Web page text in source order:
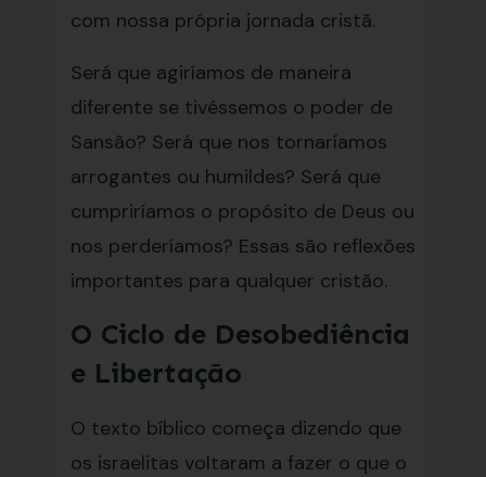
com nossa própria jornada cristã.
Será que agiríamos de maneira
diferente se tivéssemos o poder de
Sansão? Será que nos tornaríamos
arrogantes ou humildes? Será que
cumpriríamos o propósito de Deus ou
nos perderíamos? Essas são reflexões
importantes para qualquer cristão.
O Ciclo de Desobediência
e Libertação
O texto bíblico começa dizendo que
os israelitas voltaram a fazer o que o